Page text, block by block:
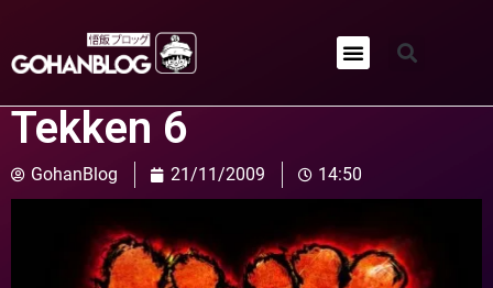
Tekken 6
GohanBlog 21/11/2009 14:50